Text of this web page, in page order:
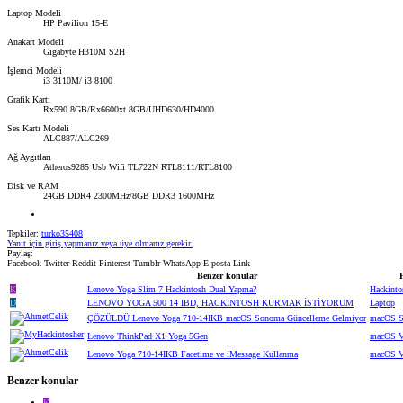
Laptop Modeli
HP Pavilion 15-E
Anakart Modeli
Gigabyte H310M S2H
İşlemci Modeli
i3 3110M/ i3 8100
Grafik Kartı
Rx590 8GB/Rx6600xt 8GB/UHD630/HD4000
Ses Kartı Modeli
ALC887/ALC269
Ağ Aygıtları
Atheros9285 Usb Wifi TL722N RTL8111/RTL8100
Disk ve RAM
24GB DDR4 2300MHz/8GB DDR3 1600MHz
Tepkiler: turko35408
Yanıt için giriş yapmanız veya üye olmanız gerekir.
Paylaş:
Facebook Twitter Reddit Pinterest Tumblr WhatsApp E-posta Link
Benzer konular
K
Lenovo Yoga Slim 7 Hackintosh Dual Yapma?
D
LENOVO YOGA 500 14 IBD, HACKİNTOSH KURMAK İSTİYORUM
Laptop
ÇÖZÜLDÜ Lenovo Yoga 710-14IKB macOS Sonoma Güncelleme Gelmiyor macOS
Lenovo ThinkPad X1 Yoga 5Gen
macOS
Lenovo Yoga 710-14IKB Facetime ve iMessage Kullanma
macOS
Benzer konular